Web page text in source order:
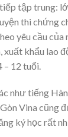
tập trung:
thi chứng
yêu cầu
xuất khẩu lao
12 tuổi.
như tiếng
Vina cũng
ký học rất